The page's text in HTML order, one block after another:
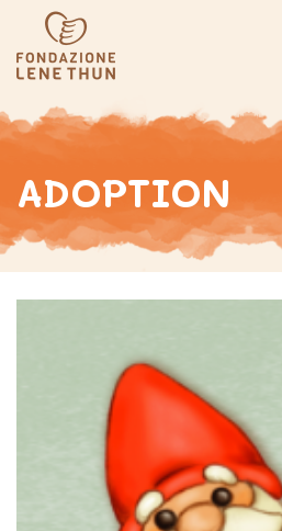
ADOPTION